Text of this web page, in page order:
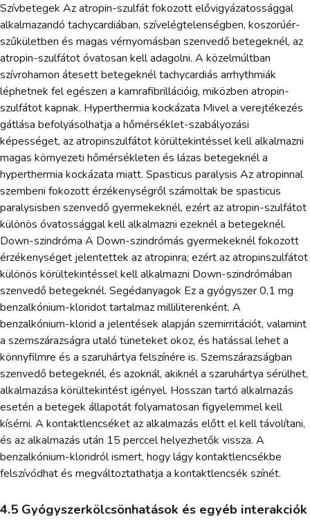
Szívbetegek Az atropin-szulfát fokozott elővigyázatossággal
alkalmazandó tachycardiában, szívelégtelenségben, koszorúér-
szűkületben és magas vérnyomásban szenvedő betegeknél, az
atropin-szulfátot óvatosan kell adagolni. A közelmúltban
szívrohamon átesett betegeknél tachycardiás arrhythmiák
léphetnek fel egészen a kamrafibrillációig, miközben atropin-
szulfátot kapnak. Hyperthermia kockázata Mivel a verejtékezés
gátlása befolyásolhatja a hőmérséklet-szabályozási
képességet, az atropinszulfátot körültekintéssel kell alkalmazni
magas környezeti hőmérsékleten és lázas betegeknél a
hyperthermia kockázata miatt. Spasticus paralysis Az atropinnal
szembeni fokozott érzékenységről számoltak be spasticus
paralysisben szenvedő gyermekeknél, ezért az atropin-szulfátot
különös óvatossággal kell alkalmazni ezeknél a betegeknél.
Down-szindróma A Down-szindrómás gyermekeknél fokozott
érzékenységet jelentettek az atropinra; ezért az atropinszulfátot
különös körültekintéssel kell alkalmazni Down-szindrómában
szenvedő betegeknél. Segédanyagok Ez a gyógyszer 0,1 mg
benzalkónium-kloridot tartalmaz milliliterenként. A
benzalkónium-klorid a jelentések alapján szemirritációt, valamint
a szemszárazságra utaló tüneteket okoz, és hatással lehet a
könnyfilmre és a szaruhártya felszínére is. Szemszárazságban
szenvedő betegeknél, és azoknál, akiknél a szaruhártya sérülhet,
alkalmazása körültekintést igényel. Hosszan tartó alkalmazás
esetén a betegek állapotát folyamatosan figyelemmel kell
kísérni. A kontaktlencséket az alkalmazás előtt el kell távolítani,
és az alkalmazás után 15 perccel helyezhetők vissza. A
benzalkónium-kloridról ismert, hogy lágy kontaktlencsékbe
felszívódhat és megváltoztathatja a kontaktlencsék színét.
4.5 Gyógyszerkölcsönhatások és egyéb interakciók